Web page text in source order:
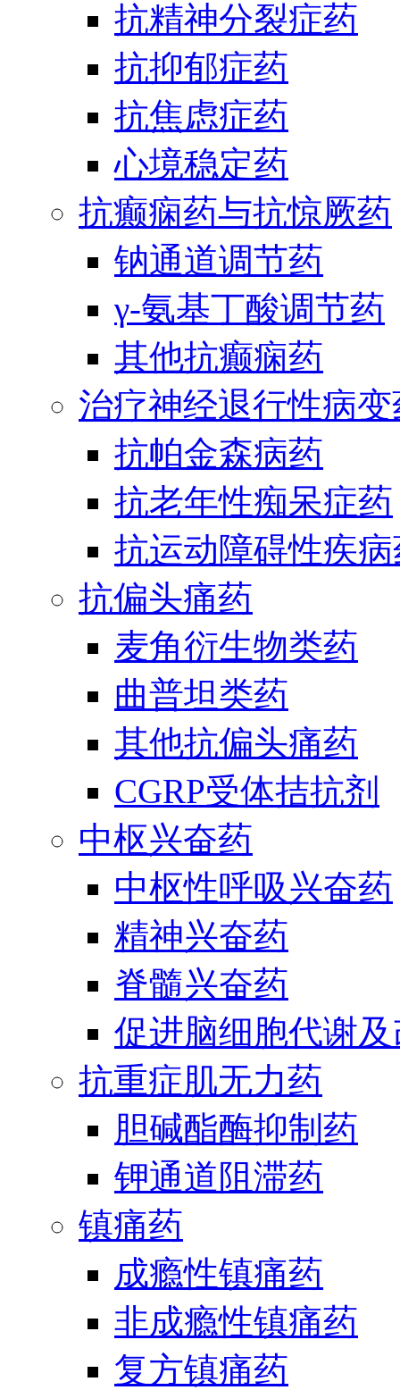
抗精神分裂症药
抗抑郁症药
抗焦虑症药
心境稳定药
抗癫痫药与抗惊厥药
钠通道调节药
γ-氨基丁酸调节药
其他抗癫痫药
治疗神经退行性病
抗帕金森病药
抗老年性痴呆症药
抗运动障碍性疾
抗偏头痛药
麦角衍生物类药
曲普坦类药
其他抗偏头痛药
CGRP受体拮抗剂
中枢兴奋药
中枢性呼吸兴奋药
精神兴奋药
脊髓兴奋药
促进脑细胞代谢
抗重症肌无力药
胆碱酯酶抑制药
钾通道阻滞药
镇痛药
成瘾性镇痛药
非成瘾性镇痛药
复方镇痛药